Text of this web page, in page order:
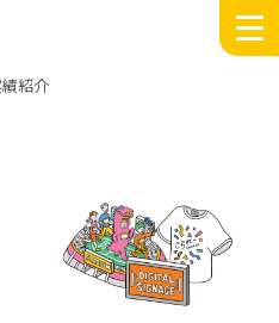
+
紹介